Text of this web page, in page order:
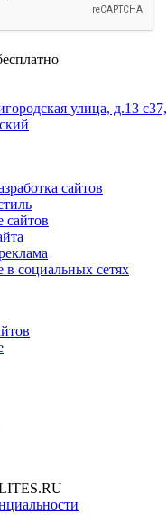
улица, д.13 с37,
сайтов
социальных сетях